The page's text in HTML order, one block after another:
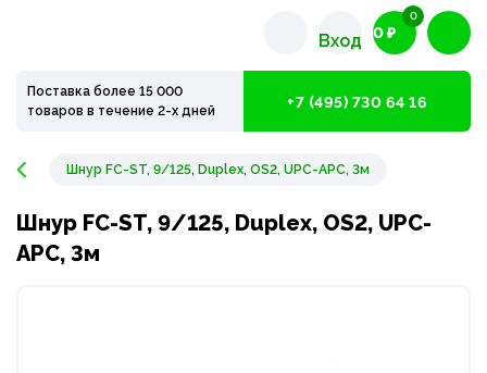
Вход 0 ₽
0
Поставка более 15 000
товаров в течение 2-х дней
+7 (495) 730 64 16
Шнур FC-ST, 9/125, Duplex, OS2, UPC-APC, 3м
Шнур FC-ST, 9/125, Duplex, OS2, UPC-
APC, 3м